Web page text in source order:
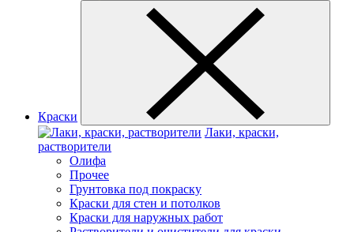
Краски
Лаки, краски,
растворители
Олифа
Прочее
Грунтовка под покраску
Краски для стен и потолков
Краски для наружных работ